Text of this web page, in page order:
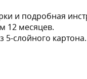
и подробная
12 месяцев.
5-слойного картона.